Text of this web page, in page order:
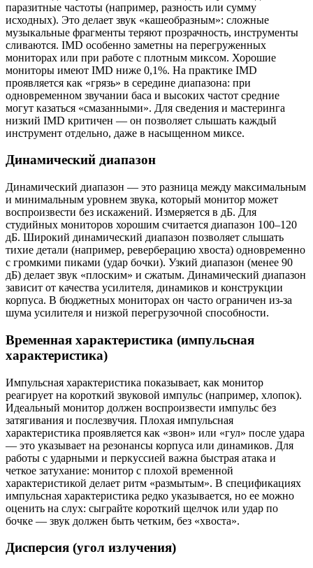
паразитные частоты (например, разность или сумму
исходных). Это делает звук «кашеобразным»: сложные
музыкальные фрагменты теряют прозрачность, инструменты
сливаются. IMD особенно заметны на перегруженных
мониторах или при работе с плотным миксом. Хорошие
мониторы имеют IMD ниже 0,1%. На практике IMD
проявляется как «грязь» в середине диапазона: при
одновременном звучании баса и высоких частот средние
могут казаться «смазанными». Для сведения и мастеринга
низкий IMD критичен — он позволяет слышать каждый
инструмент отдельно, даже в насыщенном миксе.
Динамический диапазон
Динамический диапазон — это разница между максимальным
и минимальным уровнем звука, который монитор может
воспроизвести без искажений. Измеряется в дБ. Для
студийных мониторов хорошим считается диапазон 100–120
дБ. Широкий динамический диапазон позволяет слышать
тихие детали (например, реверберацию хвоста) одновременно
с громкими пиками (удар бочки). Узкий диапазон (менее 90
дБ) делает звук «плоским» и сжатым. Динамический диапазон
зависит от качества усилителя, динамиков и конструкции
корпуса. В бюджетных мониторах он часто ограничен из-за
шума усилителя и низкой перегрузочной способности.
Временная характеристика (импульсная
характеристика)
Импульсная характеристика показывает, как монитор
реагирует на короткий звуковой импульс (например, хлопок).
Идеальный монитор должен воспроизвести импульс без
затягивания и послезвучия. Плохая импульсная
характеристика проявляется как «звон» или «гул» после удара
— это указывает на резонансы корпуса или динамиков. Для
работы с ударными и перкуссией важна быстрая атака и
четкое затухание: монитор с плохой временной
характеристикой делает ритм «размытым». В спецификациях
импульсная характеристика редко указывается, но ее можно
оценить на слух: сыграйте короткий щелчок или удар по
бочке — звук должен быть четким, без «хвоста».
Дисперсия (угол излучения)